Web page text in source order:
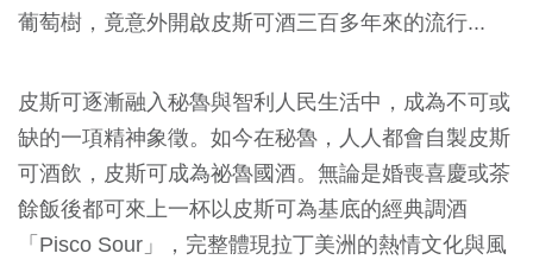
葡萄樹，竟意外開啟皮斯可酒三百多年來的流行...
皮斯可逐漸融入秘魯與智利人民生活中，成為不可或
缺的一項精神象徵。 如今在秘魯， 人人都會自製皮斯
可酒飲， 皮斯可成為祕魯國酒。 無論是婚喪喜慶或茶
餘飯後都可來上一杯以皮斯可為基底的經典調酒
「Pisco Sour」， 完整體現拉丁美洲的熱情文化與風